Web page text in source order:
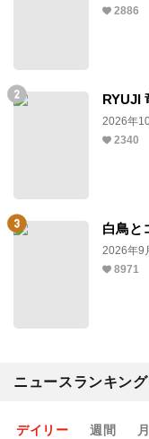
2886
RYUJI
2026年
2340
白鳥と
2026年9
8971
ニュースランキング
デイリー 週間